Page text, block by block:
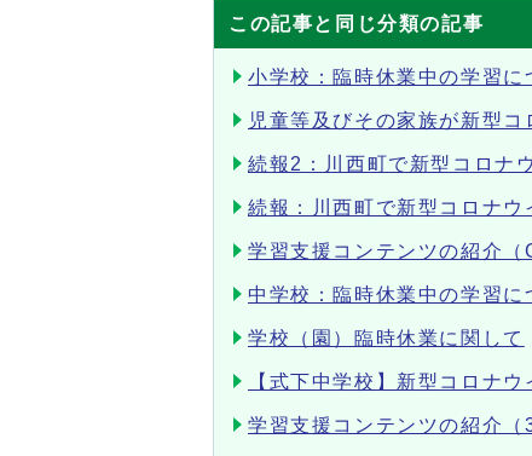
この記事と同じ分類の記事
小学校：臨時休業中の学習に
児童等及びその家族が新型
続報2：川西町で新型コロナ
続報：川西町で新型コロナウ
学習支援コンテンツの紹介（
中学校：臨時休業中の学習に
学校（園）臨時休業に関して
【式下中学校】新型コロナ
学習支援コンテンツの紹介